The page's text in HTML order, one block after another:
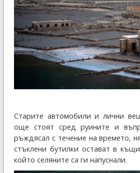
Старите автомобили и лични
още стоят сред руините и
ръждясал с течение на времето,
стъклени бутилки остават в
който селяните са ги напуснали.